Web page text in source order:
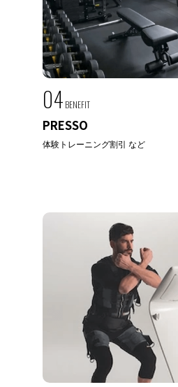
04 BENEFIT
PRESSO
体験トレーニング割引 など